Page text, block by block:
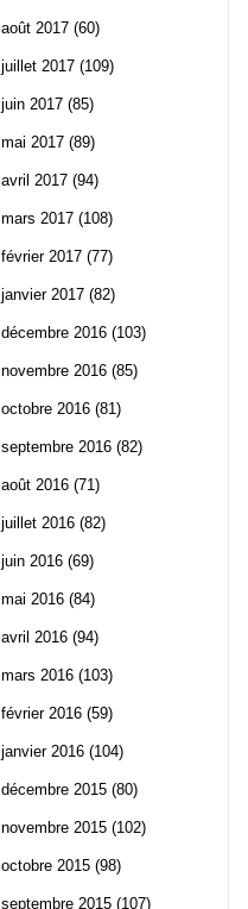
août 2017 (60)
juillet 2017 (109)
juin 2017 (85)
mai 2017 (89)
avril 2017 (94)
mars 2017 (108)
février 2017 (77)
janvier 2017 (82)
décembre 2016 (103)
novembre 2016 (85)
octobre 2016 (81)
septembre 2016 (82)
août 2016 (71)
juillet 2016 (82)
juin 2016 (69)
mai 2016 (84)
avril 2016 (94)
mars 2016 (103)
février 2016 (59)
janvier 2016 (104)
décembre 2015 (80)
novembre 2015 (102)
octobre 2015 (98)
septembre 2015 (107)